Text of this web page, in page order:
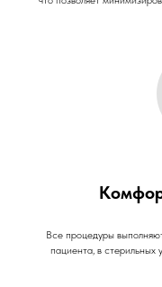
Все процедуры
пациента, в стерильных